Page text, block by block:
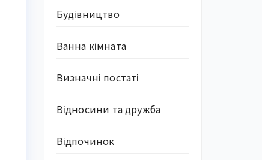
Будівництво
Ванна кімната
Визначні постаті
Відносини та дружба
Відпочинок